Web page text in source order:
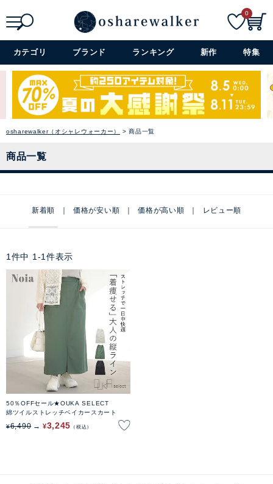
詳細検索+
0
カテゴリ ブランド ランキング 新作 特集
osharewalker（オシャレウォーカー） 商品一覧
商品一覧
新着順 価格が安い順 価格が高い順 レビュー順
1 件中 1 -1 件表示
50％OFFセール★OUKA SELECT
綿ツイルストレッチベイカースカート
¥6,490 ¥3,245 税込